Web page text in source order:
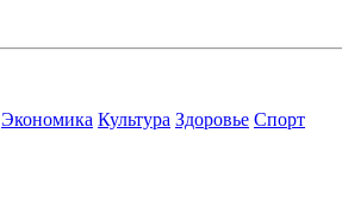
Экономика Культура Здоровье Спорт